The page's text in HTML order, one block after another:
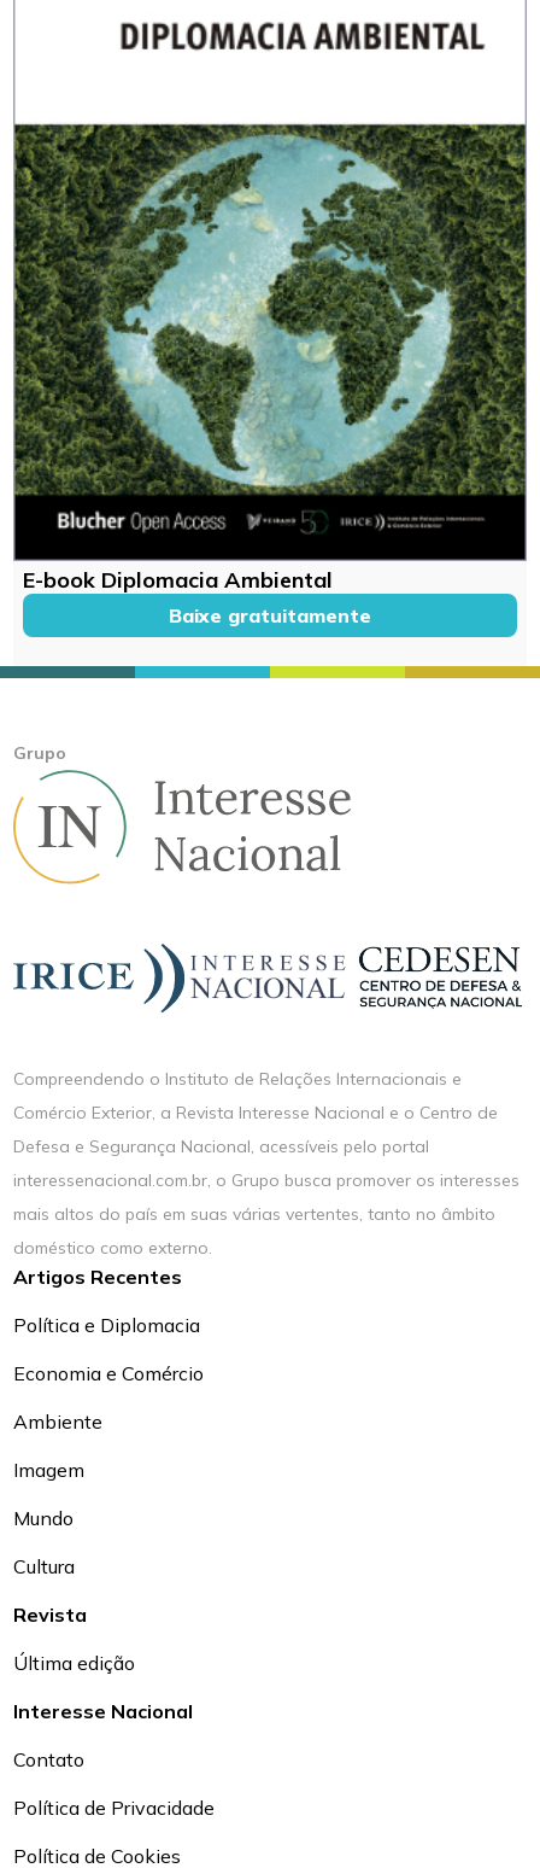
E-book Diplomacia Ambiental
Baixe gratuitamente
Grupo
Compreendendo o Instituto de Relações Internacionais e
Comércio Exterior, a Revista Interesse Nacional e o Centro de
Defesa e Segurança Nacional, acessíveis pelo portal
interessenacional.com.br, o Grupo busca promover os interesses
mais altos do país em suas várias vertentes, tanto no âmbito
doméstico como externo.
Artigos Recentes
Política e Diplomacia
Economia e Comércio
Ambiente
Imagem
Mundo
Cultura
Revista
Última edição
Interesse Nacional
Contato
Política de Privacidade
Política de Cookies